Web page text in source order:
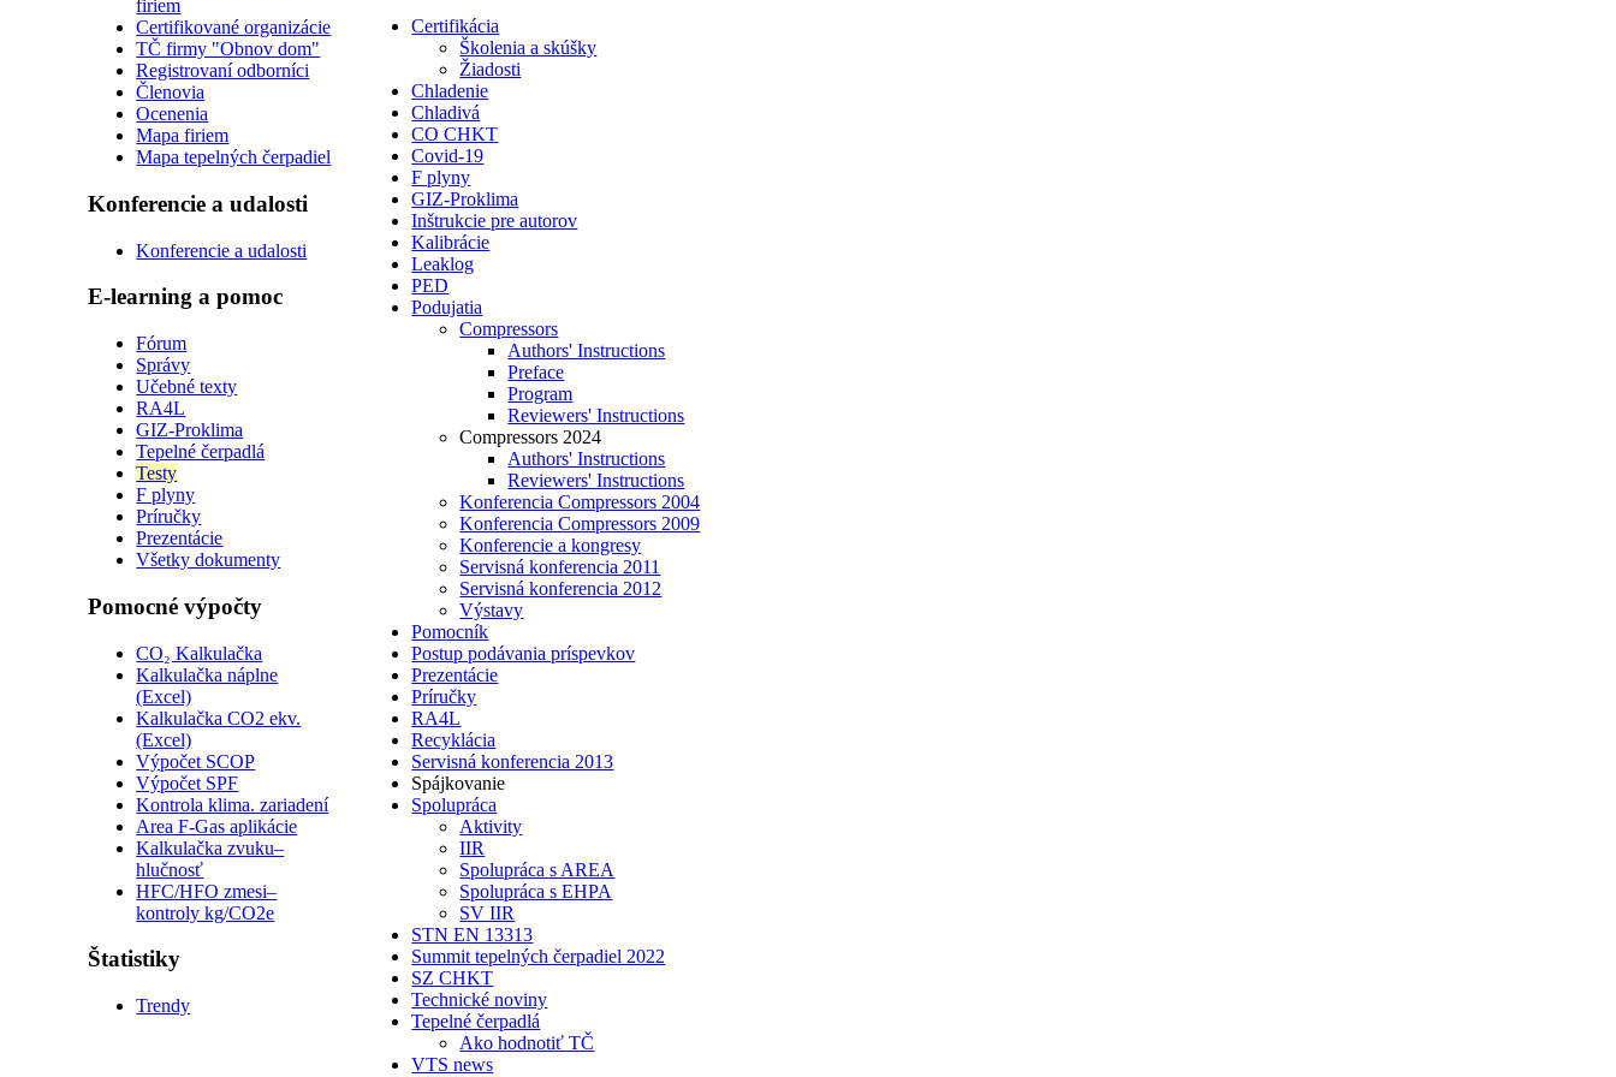
firiem
Certifikované organizácie
TČ firmy "Obnov dom"
Registrovaní odborníci
Členovia
Ocenenia
Mapa firiem
Mapa tepelných čerpadiel
Konferencie a udalosti
Konferencie a udalosti
E-learning a pomoc
Fórum
Správy
Učebné texty
RA4L
GIZ-Proklima
Tepelné čerpadlá
Testy
F plyny
Príručky
Prezentácie
Všetky dokumenty
Pomocné výpočty
CO₂ Kalkulačka
Kalkulačka náplne
(Excel)
Kalkulačka CO2 ekv.
(Excel)
Výpočet SCOP
Výpočet SPF
Kontrola klima. zariadení
Area F-Gas aplikácie
Kalkulačka zvuku–
hlučnosť
HFC/HFO zmesi–
kontroly kg/CO2e
Štatistiky
Trendy
Certifikácia
Školenia a skúšky
Žiadosti
Chladenie
Chladivá
CO CHKT
Covid-19
F plyny
GIZ-Proklima
Inštrukcie pre autorov
Kalibrácie
Leaklog
PED
Podujatia
Compressors
Authors' Instructions
Preface
Program
Reviewers' Instructions
Compressors 2024
Authors' Instructions
Reviewers' Instructions
Konferencia Compressors 2004
Konferencia Compressors 2009
Konferencie a kongresy
Servisná konferencia 2011
Servisná konferencia 2012
Výstavy
Pomocník
Postup podávania príspevkov
Prezentácie
Príručky
RA4L
Recyklácia
Servisná konferencia 2013
Spájkovanie
Spolupráca
Aktivity
IIR
Spolupráca s AREA
Spolupráca s EHPA
SV IIR
STN EN 13313
Summit tepelných čerpadiel 2022
SZ CHKT
Technické noviny
Tepelné čerpadlá
Ako hodnotiť TČ
VTS news